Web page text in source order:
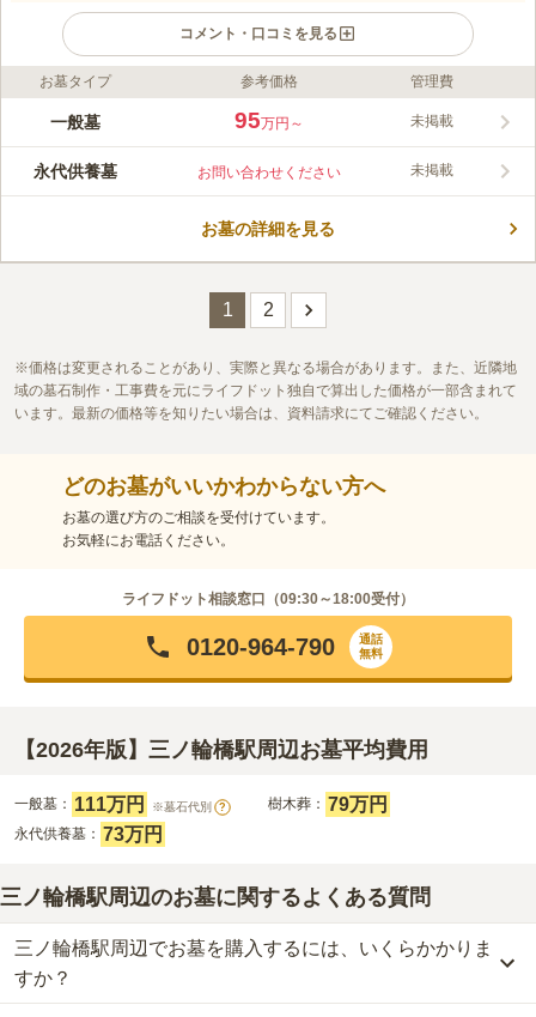
コメント・口コミを見る
ライフドット編集部のコメント
宗慶寺は、東京メトロ日比谷線「入谷駅」、JR山手線「鶯谷
歴史を重ね、平成18年に改修工事が行われています。 園内は平
坦地となっており、駐車場も完備されているので、小さな子供連
過去の宗旨・宗派は自由なので、誰でも利用できます。
この霊園はまだ誰からも評価されていません。
お墓タイプ 参考価格 管理費
一般墓 95万円～ 未掲載
永代供養墓 お問い合わせください 未掲載
お墓の詳細を見る
1 2
価格は変更されることがあり、実際と異なる場合があります。また、近隣地
域の墓石制作・工事費を元にライフドット独自で算出した価格が一部含まれて
います。最新の価格等を知りたい場合は、資料請求にてご確認ください。
どのお墓がいいかわからない方へ
お墓の選び方のご相談を受付けています。
お気軽にお電話ください。
ライフドット相談窓口（09:30～18:00受付）
0120-964-790
通話
無料
【2026年版】三ノ輪橋駅周辺お墓平均費用
一般墓： 111万円 ※墓石代別 ? 樹木葬： 79万円
永代供養墓： 73万円
三ノ輪橋駅周辺のお墓に関するよくある質問
三ノ輪橋駅周辺でお墓を購入するには、いくらかかりま
すか？